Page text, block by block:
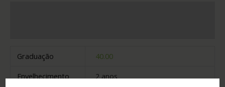
Graduação
40.00
Envelhecimento
2 anos